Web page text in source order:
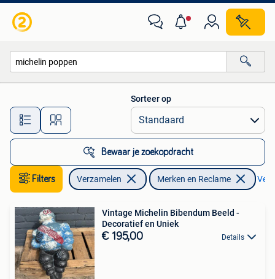
Alle afstanden…
Sorteer op
Bewaar je zoekopdracht
Filters Verzamelen Merken en Reclame
Vintage Michelin Bibendum Beeld -
Decoratief en Uniek
€ 195,00 Details